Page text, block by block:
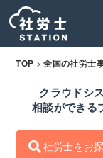
TOP >全国の社労士
クラウドシ
相談ができる
社労士をお